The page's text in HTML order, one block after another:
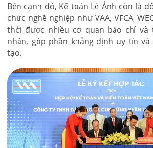
Bên cạnh đó, Kế toán Lê Ánh còn là
chức nghề nghiệp như VAA, VFCA,
thời được nhiều cơ quan báo chí và
nhận, góp phần khẳng định uy tín
tạo.